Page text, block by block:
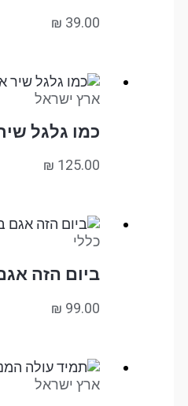
₪ 39.00
ארץ ישראל
כמו גלגל
₪ 125.00
כללי
ביום הזה
₪ 99.00
ארץ ישראל